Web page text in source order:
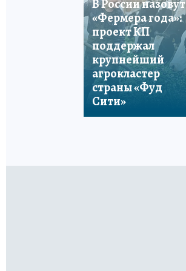
В России назовут
«Фермера года»:
проект КП
поддержал
крупнейший
агрокластер
страны «Фуд
Сити»